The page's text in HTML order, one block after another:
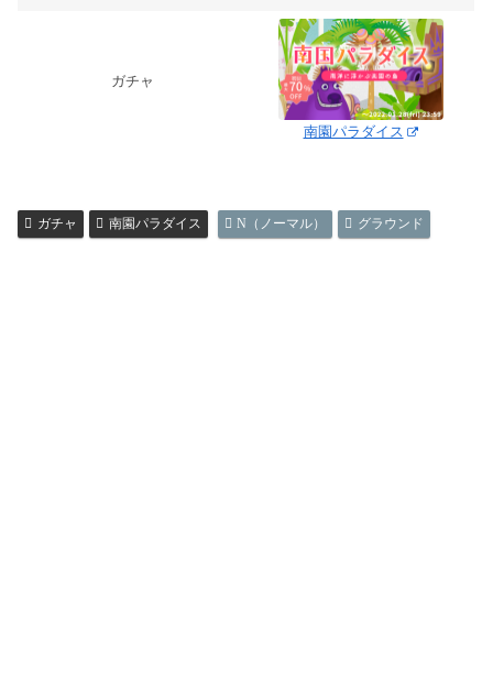
ガチャ
南園パラダイス
ガチャ 南園パラダイス N（ノーマル） グラウンド